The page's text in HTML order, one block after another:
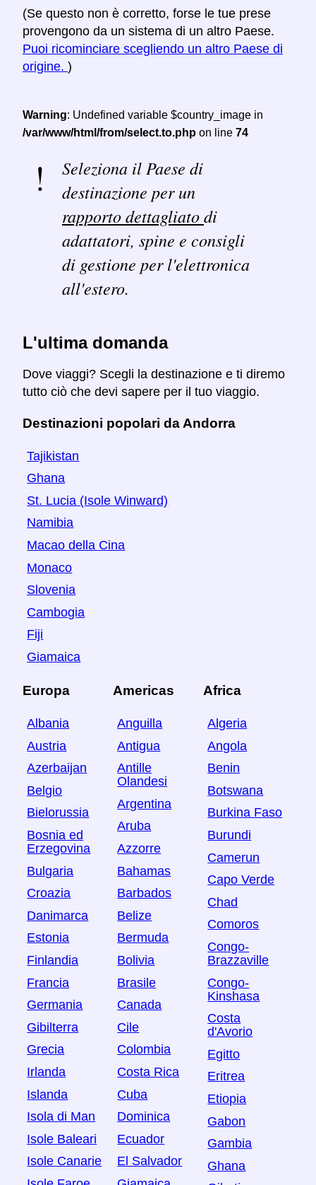
(Se questo non è corretto, forse le tue prese
provengono da un sistema di un altro Paese.
Puoi ricominciare scegliendo un altro Paese di
origine. )
Warning: Undefined variable $country_image in
/var/www/html/from/select.to.php on line 74
Seleziona il Paese di
destinazione per un
rapporto dettagliatodi
adattatori, spine e consigli
di gestione per l'elettronica
all'estero.
L'ultima domanda
Dove viaggi? Scegli la destinazione e ti diremo
tutto ciò che devi sapere per il tuo viaggio.
Destinazioni popolari da Andorra
Tajikistan
Ghana
St. Lucia (Isole Winward)
Namibia
Macao della Cina
Monaco
Slovenia
Cambogia
Fiji
Giamaica
Europa
Albania
Austria
Azerbaijan
Belgio
Bielorussia
Bosnia ed
Erzegovina
Bulgaria
Croazia
Danimarca
Estonia
Finlandia
Francia
Germania
Gibilterra
Grecia
Irlanda
Islanda
Isola di Man
Isole Baleari
Isole Canarie
Americas
Anguilla
Antigua
Antille
Olandesi
Argentina
Aruba
Azzorre
Bahamas
Barbados
Belize
Bermuda
Bolivia
Brasile
Canada
Cile
Colombia
Costa Rica
Cuba
Dominica
Ecuador
El Salvador
Africa
Algeria
Angola
Benin
Botswana
Burkina Faso
Burundi
Camerun
Capo Verde
Chad
Comoros
Congo-
Brazzaville
Congo-
Kinshasa
Costa
d'Avorio
Egitto
Eritrea
Etiopia
Gabon
Gambia
Ghana